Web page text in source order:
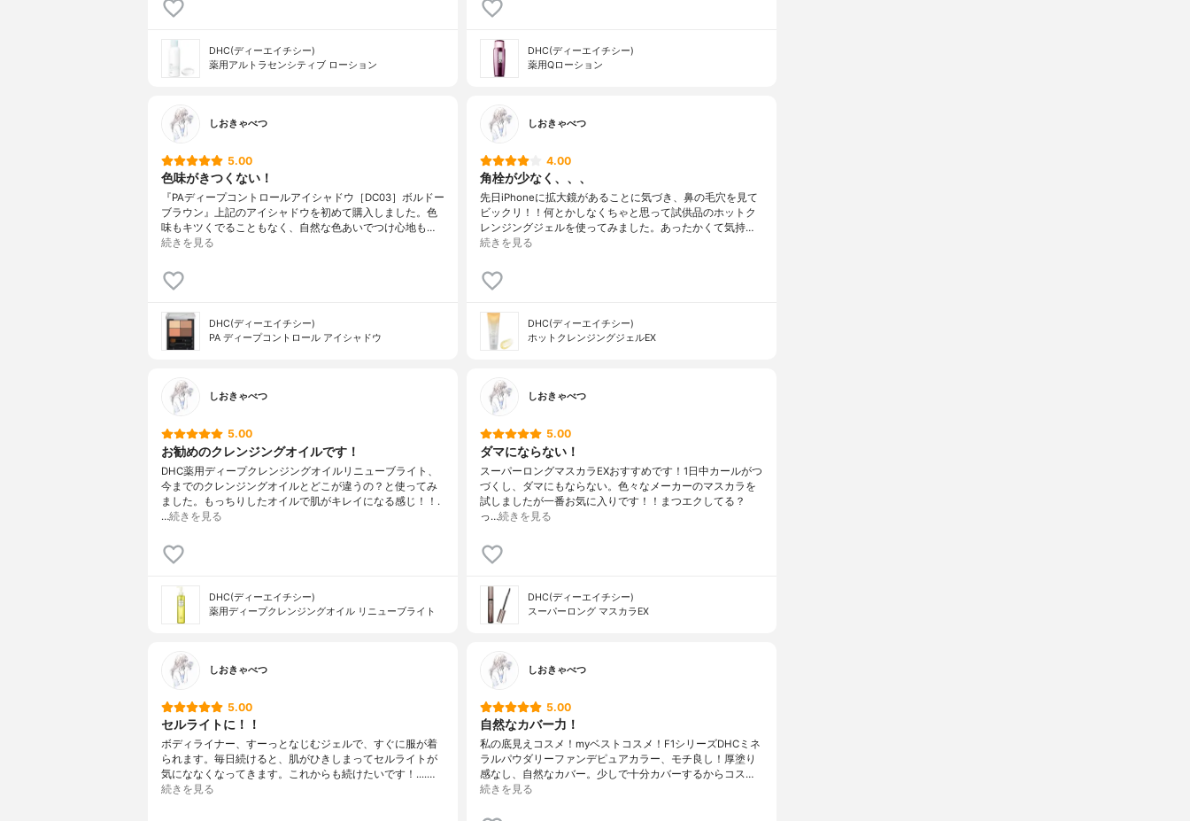
DHC(ディーエイチシー)
薬用アルトラセンシティブ ローション
DHC(ディーエイチシー)
薬用Qローション
しおきゃべつ
5.00
色味がきつくない！
『PAディープコントロールアイシャドウ［DC03］ボルドー
ブラウン』上記のアイシャドウを初めて購入しました。色
味もキツくでることもなく、自然な色あいでつけ心地も…
続きを見る
DHC(ディーエイチシー)
PA ディープコントロール アイシャドウ
しおきゃべつ
4.00
角栓が少なく、、、
先日iPhoneに拡大鏡があることに気づき、鼻の毛穴を見て
ビックリ！！何とかしなくちゃと思って試供品のホットク
レンジングジェルを使ってみました。あったかくて気持…
続きを見る
DHC(ディーエイチシー)
ホットクレンジングジェルEX
しおきゃべつ
5.00
お勧めのクレンジングオイルです！
DHC薬用ディープクレンジングオイルリニューブライト、
今までのクレンジングオイルとどこが違うの？と使ってみ
ました。もっちりしたオイルで肌がキレイになる感じ！！.
…続きを見る
DHC(ディーエイチシー)
薬用ディープクレンジングオイル リニューブライト
しおきゃべつ
5.00
ダマにならない！
スーパーロングマスカラEXおすすめです！1日中カールがつ
づくし、ダマにもならない。色々なメーカーのマスカラを
試しましたが一番お気に入りです！！まつエクしてる？
っ…続きを見る
DHC(ディーエイチシー)
スーパーロング マスカラEX
しおきゃべつ
5.00
セルライトに！！
ボディライナー、すーっとなじむジェルで、すぐに服が着
られます。毎日続けると、肌がひきしまってセルライトが
気にななくなってきます。これからも続けたいです！....…
続きを見る
しおきゃべつ
5.00
自然なカバー力！
私の底見えコスメ！myベストコスメ！F1シリーズDHCミネ
ラルパウダリーファンデピュアカラー、モチ良し！厚塗り
感なし、自然なカバー。少しで十分カバーするからコス…
続きを見る